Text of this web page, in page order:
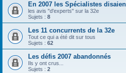
En 2007 les Spécialistes
les avis "d'experts" sur la 32e
Sujets : 8
Les 11 concurrents de la 32e
Tout ce qui a été dit sur tous
Sujets : 62
Les défis 2007 abandonnés
Ils y ont crus...
Sujets : 2